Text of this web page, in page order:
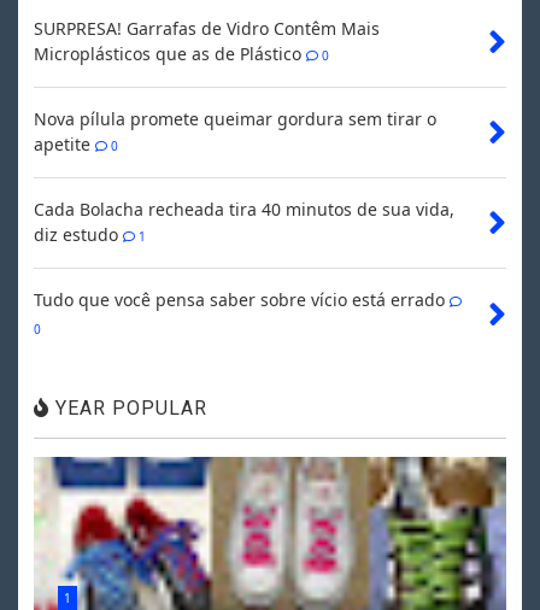
SURPRESA! Garrafas de Vidro Contêm Mais
Microplásticos que as de Plástico
0
Nova pílula promete queimar gordura sem tirar o
apetite
0
Cada Bolacha recheada tira 40 minutos de sua vida,
diz estudo
1
Tudo que você pensa saber sobre vício está errado
0
YEAR POPULAR
1